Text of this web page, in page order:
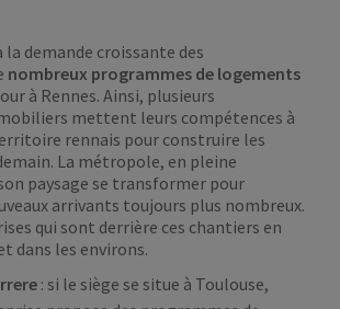
la demande croissante des
nombreux programmes de logements
à Rennes. Ainsi, plusieurs
mettent leurs compétences à
rennais pour construire les
La métropole, en pleine
paysage se transformer pour
arrivants toujours plus nombreux.
qui sont derrière ces chantiers en
dans les environs.
: si le siège se situe à Toulouse,